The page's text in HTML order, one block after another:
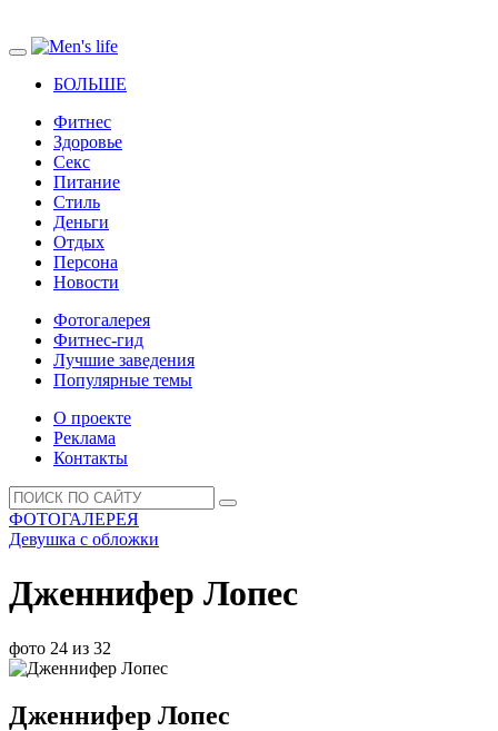
БОЛЬШЕ
Фитнес
Здоровье
Секс
Питание
Стиль
Деньги
Отдых
Персона
Новости
Фотогалерея
Фитнес-гид
Лучшие заведения
Популярные темы
О проекте
Реклама
Контакты
ФОТОГАЛЕРЕЯ
Девушка с обложки
Дженнифер Лопес
фото 24 из 32
Дженнифер Лопес